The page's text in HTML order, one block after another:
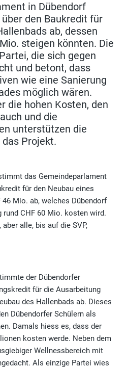
in Dübendorf
den Baukredit für
ab, dessen
steigen könnten. Die
die sich gegen
und betont, dass
wie eine Sanierung
möglich wären.
die hohen Kosten, den
und die
unterstützen die
Projekt.
das Gemeindeparlament
für den Neubau eines
46 Mio. ab, welches Dübendorf
rund CHF 60 Mio. kosten wird.
alle, bis auf die SVP,
der Dübendorfer
für die Ausarbeitung
des Hallenbads ab. Dieses
Dübendorfer Schülern als
Damals hiess es, dass der
kosten werde. Neben dem
Wellnessbereich mit
Als einzige Partei wies